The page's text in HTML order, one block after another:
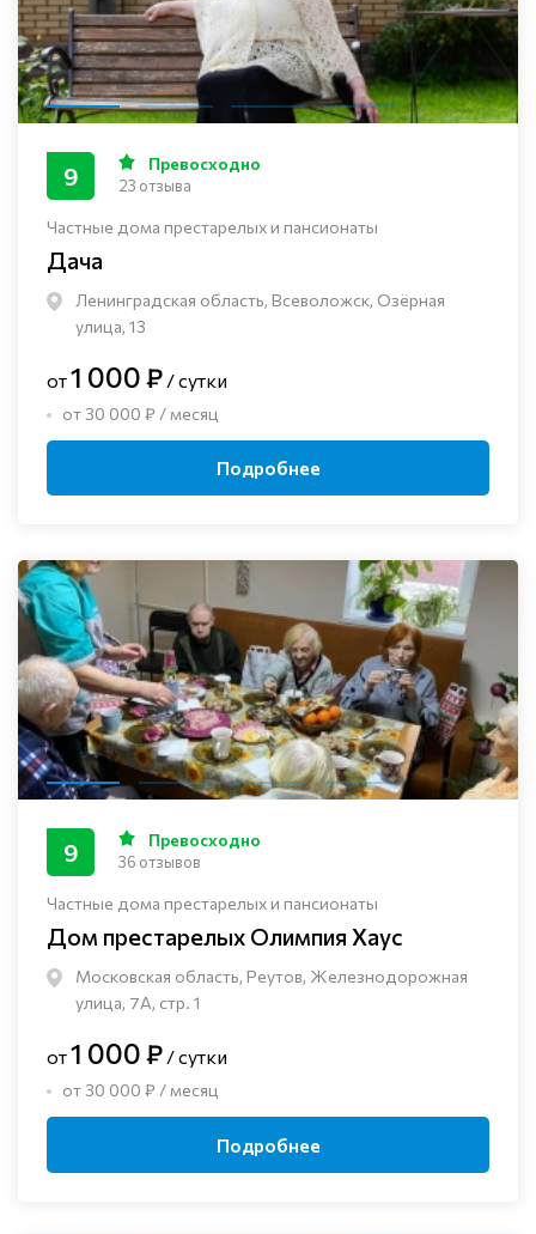
Частные дома престарелых и пансионаты
Дача
Ленинградская область, Всеволожск, Озёрная
улица, 13
9 Превосходно
23 отзыва
от1 000 ₽ / сутки
от 30 000 ₽ / месяц
Подробнее
Частные дома престарелых и пансионаты
Дом престарелых Олимпия Хаус
Московская область, Реутов, Железнодорожная
улица, 7А, стр. 1
9 Превосходно
36 отзывов
от1 000 ₽ / сутки
от 30 000 ₽ / месяц
Подробнее